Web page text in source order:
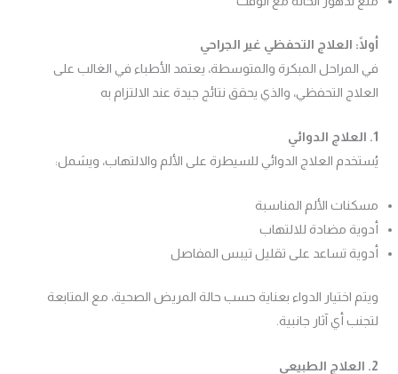
أولًا: العلاج التحفظي غير الجراحي
في المراحل المبكرة والمتوسطة، يعتمد الأطباء في الغالب على
العلاج التحفظي، والذي يحقق نتائج جيدة عند الالتزام به
1. العلاج الدوائي
يُستخدم العلاج الدوائي للسيطرة على الألم والالتهاب، ويشمل:
مسكنات الألم المناسبة
أدوية مضادة للالتهاب
أدوية تساعد على تقليل تيبس المفاصل
ويتم اختيار الدواء بعناية حسب حالة المريض الصحية، مع المتابعة
لتجنب أي آثار جانبية.
2. العلاج الطبيعي